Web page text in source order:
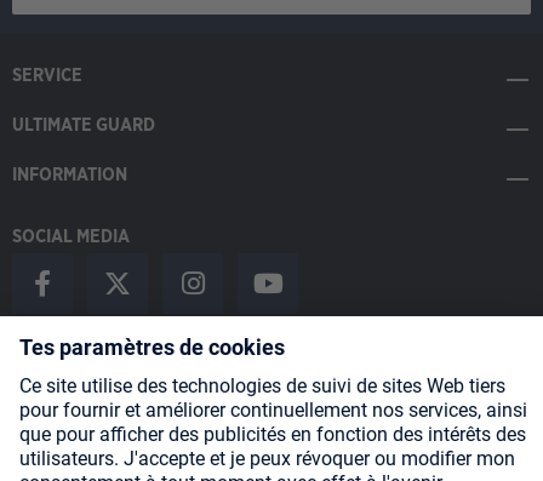
SERVICE
ULTIMATE GUARD
INFORMATION
SOCIAL MEDIA
Payment Methods
Shipping